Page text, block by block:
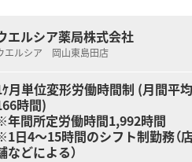
エルシア薬局株式会社
エルシア 岡山東島田店
月単位変形労働時間制 (月間平均
時間)
年間所定労働時間1,992時間
日4～15時間のシフト制勤務（
などによる）